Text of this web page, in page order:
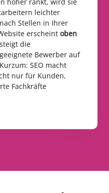
leichter
Stellen in Ihrer
erscheint oben
die
Bewerber auf
SEO macht
nur für Kunden,
Fachkräfte